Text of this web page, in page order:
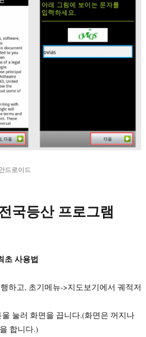
드로이드
국등산 프로그램
초 사용법
하고, 초기메뉴->지도보기에서 궤적저
눌러 화면을 끕니다.(화면은 꺼지나
합니다.)